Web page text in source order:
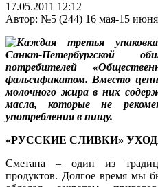
17.05.2011 12:12
Автор: №5 (244) 16 мая-15 июня
Каждая третья
Санкт-Петербургской
потребителей
фальсификатом. Вместо
молочного жира в них
масла, которые не
употребления в пищу.
«РУССКИЕ СЛИВКИ»
Сметана – один из
продуктов. Долгое время мы